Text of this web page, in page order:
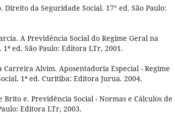
Direito da Seguridade Social. 17° ed. São Paulo:
A Previdência Social do Regime Geral na
ed. São Paulo: Editora LTr, 2001.
Carreira Alvim. Aposentadoria Especial - Regime
1ª ed. Curitiba: Editora Jurua. 2004.
Brito e. Previdência Social - Normas e Cálculos de
Editora LTr, 2003.